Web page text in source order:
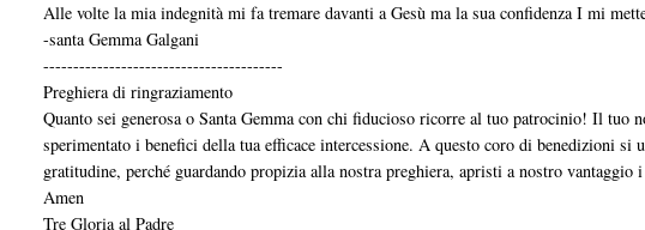
Alle volte la mia indegnità mi fa tremare davanti a Gesù ma la sua confidenza I mi
-santa Gemma Galgani
----------------------------------------
Preghiera di ringraziamento
Quanto sei generosa o Santa Gemma con chi fiducioso ricorre al tuo patrocinio! Il tuo
sperimentato i benefici della tua efficace intercessione. A questo coro di benedizioni
gratitudine, perché guardando propizia alla nostra preghiera, apristi a nostro vantaggio
Amen
Tre Gloria al Padre